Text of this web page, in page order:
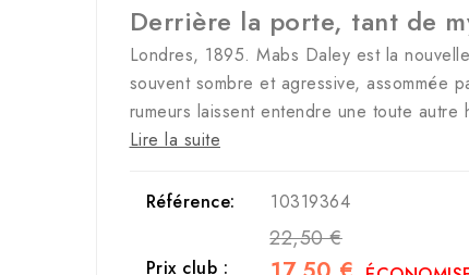
Derrière la porte, tant de
Londres, 1895. Mabs Daley est la
souvent sombre et agressive, assommée
rumeurs laissent entendre une toute autre
Lire la suite
Référence: 10319364
22,50 €
Prix club :